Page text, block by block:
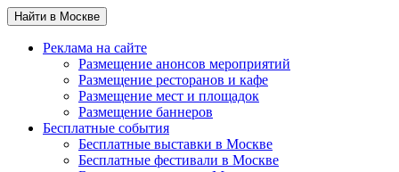
Найти в Москве
Реклама на сайте
Размещение анонсов мероприятий
Размещение ресторанов и кафе
Размещение мест и площадок
Размещение баннеров
Бесплатные события
Бесплатные выставки в Москве
Бесплатные фестивали в Москве